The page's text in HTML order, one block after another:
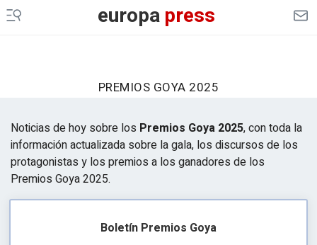
europapress
PREMIOS GOYA 2025
Noticias de hoy sobre los Premios Goya 2025, con toda la
información actualizada sobre la gala, los discursos de los
protagonistas y los premios a los ganadores de los
Premios Goya 2025.
Boletín Premios Goya